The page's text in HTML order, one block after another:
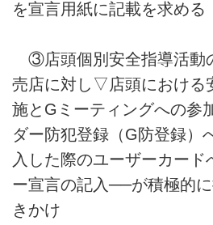
を宣言用紙に記載を求める
③店頭個別安全指導活動
売店に対し▽店頭における
施とGミーティングへの参
ダー防犯登録（G防登録）
入した際のユーザーカード
ー宣言の記入──が積極的
きかけ